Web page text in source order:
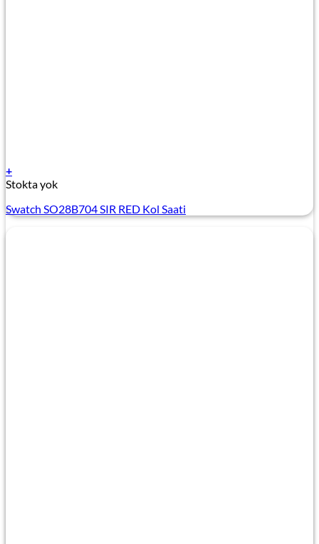
+
Stokta yok
Swatch SO28B704 SIR RED Kol Saati